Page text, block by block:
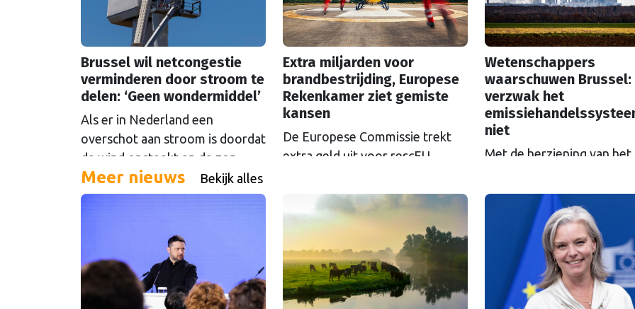
Brussel wil netcongestie
verminderen door stroom te
delen: ‘Geen wondermiddel’
Als er in Nederland een
overschot aan stroom is doordat
de wind opsteekt en de zon
schijnt, loont het om die stroom
te delen. Maar Europese
maken stuiten op kritiek.
Extra miljarden voor
brandbestrijding, Europese
Rekenkamer ziet gemiste
kansen
De Europese Commissie trekt
extra geld uit voor rescEU,
Maar dat geld wordt niet altijd
even goed uitgegeven, ziet de
Europese Rekenkamer.
Wetenschappers
waarschuwen Brussel:
verzwak het
niet
Met de herziening van het
emissiehandelssysteem
zicht, groeien de klachten
de ‘koolstoftaks’. Zal ETS
versoepeld worden? Als
wetenschappers ligt, is
grove fout.
Meer nieuws Bekijk alles